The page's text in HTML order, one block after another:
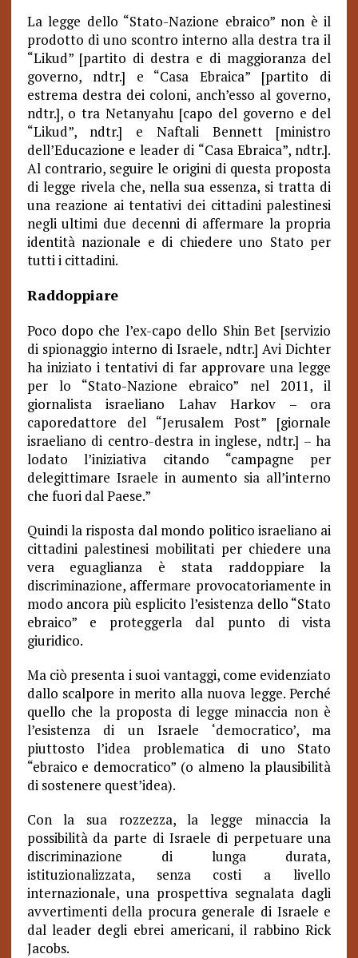
La legge dello “Stato-Nazione ebraico” non è il
prodotto di uno scontro interno alla destra tra il
“Likud” [partito di destra e di maggioranza del
governo, ndtr.] e “Casa Ebraica” [partito di
estrema destra dei coloni, anch’esso al governo,
ndtr.], o tra Netanyahu [capo del governo e del
“Likud”, ndtr.] e Naftali Bennett [ministro
dell’Educazione e leader di “Casa Ebraica”, ndtr.].
Al contrario, seguire le origini di questa proposta
di legge rivela che, nella sua essenza, si tratta di
una reazione ai tentativi dei cittadini palestinesi
negli ultimi due decenni di affermare la propria
identità nazionale e di chiedere uno Stato per
tutti i cittadini.
Raddoppiare
Poco dopo che l’ex-capo dello Shin Bet [servizio
di spionaggio interno di Israele, ndtr.] Avi Dichter
ha iniziato i tentativi di far approvare una legge
per lo “Stato-Nazione ebraico” nel 2011, il
giornalista israeliano Lahav Harkov – ora
caporedattore del “Jerusalem Post” [giornale
israeliano di centro-destra in inglese, ndtr.] – ha
lodato l’iniziativa citando “campagne per
delegittimare Israele in aumento sia all’interno
che fuori dal Paese.”
Quindi la risposta dal mondo politico israeliano ai
cittadini palestinesi mobilitati per chiedere una
vera eguaglianza è stata raddoppiare la
discriminazione, affermare provocatoriamente in
modo ancora più esplicito l’esistenza dello “Stato
ebraico” e proteggerla dal punto di vista
giuridico.
Ma ciò presenta i suoi vantaggi, come evidenziato
dallo scalpore in merito alla nuova legge. Perché
quello che la proposta di legge minaccia non è
l’esistenza di un Israele ‘democratico’, ma
piuttosto l’idea problematica di uno Stato
“ebraico e democratico” (o almeno la plausibilità
di sostenere quest’idea).
Con la sua rozzezza, la legge minaccia la
possibilità da parte di Israele di perpetuare una
discriminazione di lunga durata,
istituzionalizzata, senza costi a livello
internazionale, una prospettiva segnalata dagli
avvertimenti della procura generale di Israele e
dal leader degli ebrei americani, il rabbino Rick
Jacobs.